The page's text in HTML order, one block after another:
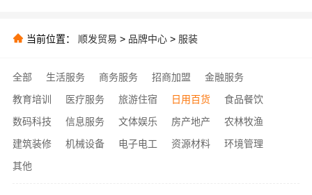
当前位置： 顺发贸易 > 品牌中心 > 服装
全部 生活服务 商务服务 招商加盟
金融服务
教育培训
医疗服务 旅游住宿 日用百货
食品餐饮
数码科技
信息服务 文体娱乐 房产地产
农林牧渔
建筑装修
机械设备 电子电工 资源材料
环境管理
其他